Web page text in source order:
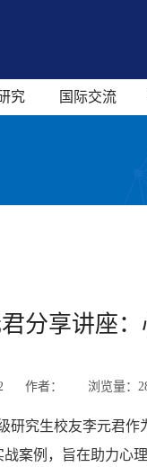
究 国际交流
分享讲座
作者： 浏览量：
研究生校友李元君
案例，旨在助力心